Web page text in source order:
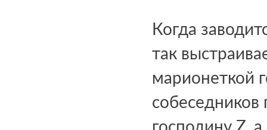
Когда
так
марионеткой
собеседников